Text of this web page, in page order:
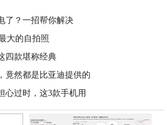
了？一招帮你解决
大的自拍照
四款堪称经典
竟然都是比亚迪提供的
心过时，这3款手机用
2020-06-01